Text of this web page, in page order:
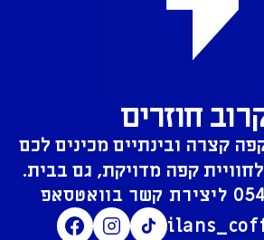
חוזרים
קצרה ובינתיים מכינים לכם
קפה מדויקת, גם בבית.